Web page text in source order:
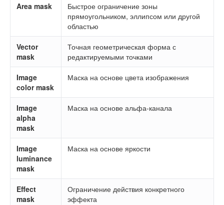
Area mask
Быстрое ограничение зоны
прямоугольником, эллипсом или другой
областью
Vector
mask
Точная геометрическая форма с
редактируемыми точками
Image
color mask
Маска на основе цвета изображения
Image
alpha
mask
Маска на основе альфа-канала
Image
luminance
mask
Маска на основе яркости
Effect
mask
Ограничение действия конкретного
эффекта